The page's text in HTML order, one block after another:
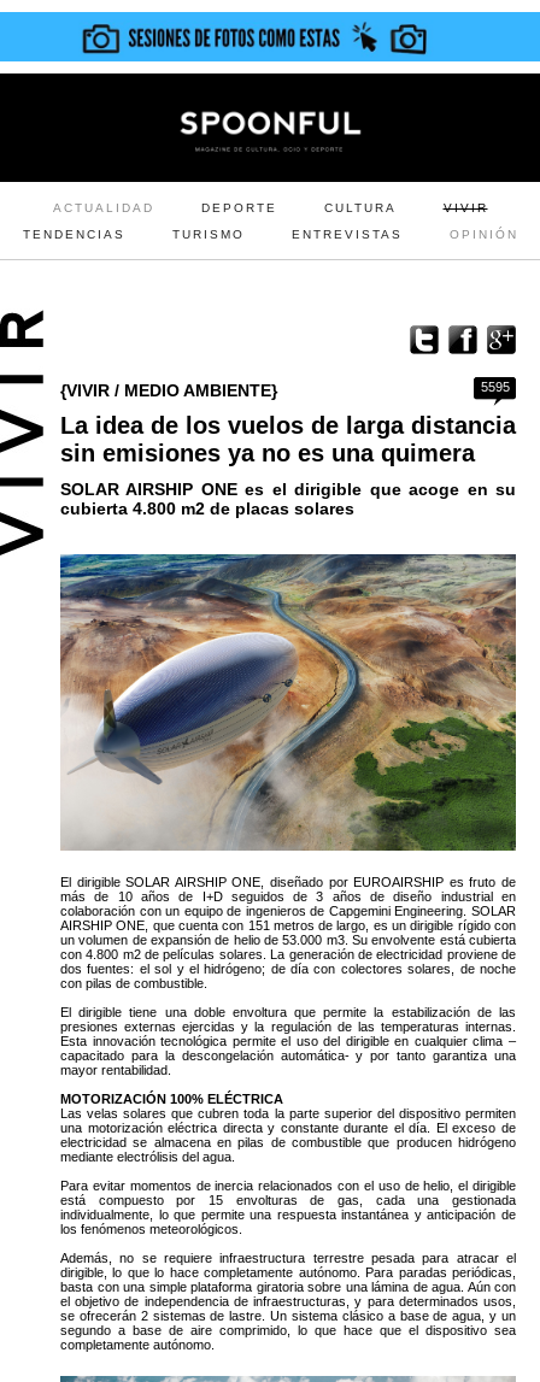
ACTUALIDAD DEPORTE CULTURA
VIVIR
TENDENCIAS
TURISMO ENTREVISTAS OPINIÓN
5595
{VIVIR / MEDIO AMBIENTE}
La idea de los vuelos de larga distancia
sin emisiones ya no es una quimera
SOLAR AIRSHIP ONE es el dirigible que acoge en su
cubierta 4.800 m2 de placas solares
El dirigible SOLAR AIRSHIP ONE, diseñado por EUROAIRSHIP es fruto de
más de 10 años de I+D seguidos de 3 años de diseño industrial en
colaboración con un equipo de ingenieros de Capgemini Engineering. SOLAR
AIRSHIP ONE, que cuenta con 151 metros de largo, es un dirigible rígido con
un volumen de expansión de helio de 53.000 m3. Su envolvente está cubierta
con 4.800 m2 de películas solares. La generación de electricidad proviene de
dos fuentes: el sol y el hidrógeno; de día con colectores solares, de noche
con pilas de combustible.
El dirigible tiene una doble envoltura que permite la estabilización de las
presiones externas ejercidas y la regulación de las temperaturas internas.
Esta innovación tecnológica permite el uso del dirigible en cualquier clima –
capacitado para la descongelación automática- y por tanto garantiza una
mayor rentabilidad.
MOTORIZACIÓN 100% ELÉCTRICA
Las velas solares que cubren toda la parte superior del dispositivo permiten
una motorización eléctrica directa y constante durante el día. El exceso de
electricidad se almacena en pilas de combustible que producen hidrógeno
mediante electrólisis del agua.
Para evitar momentos de inercia relacionados con el uso de helio, el dirigible
está compuesto por 15 envolturas de gas, cada una gestionada
individualmente, lo que permite una respuesta instantánea y anticipación de
los fenómenos meteorológicos.
Además, no se requiere infraestructura terrestre pesada para atracar el
dirigible, lo que lo hace completamente autónomo. Para paradas periódicas,
basta con una simple plataforma giratoria sobre una lámina de agua. Aún con
el objetivo de independencia de infraestructuras, y para determinados usos,
se ofrecerán 2 sistemas de lastre. Un sistema clásico a base de agua, y un
segundo a base de aire comprimido, lo que hace que el dispositivo sea
completamente autónomo.